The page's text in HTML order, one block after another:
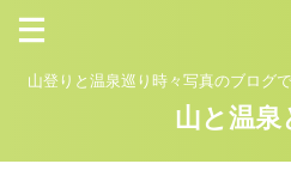
山登りと温泉巡り時々写真のブログ
山と温泉